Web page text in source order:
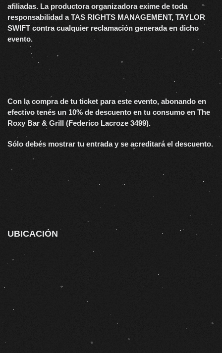
afiliadas. La productora organizadora exime de toda
responsabilidad a TAS RIGHTS MANAGEMENT, TAYLOR
SWIFT contra cualquier reclamación generada en dicho
evento.
Con la compra de tu ticket para este evento, abonando en
efectivo tenés un 10% de descuento en tu consumo en The
Roxy Bar & Grill (Federico Lacroze 3499).
Sólo debés mostrar tu entrada y se acreditará el descuento.
UBICACIÓN